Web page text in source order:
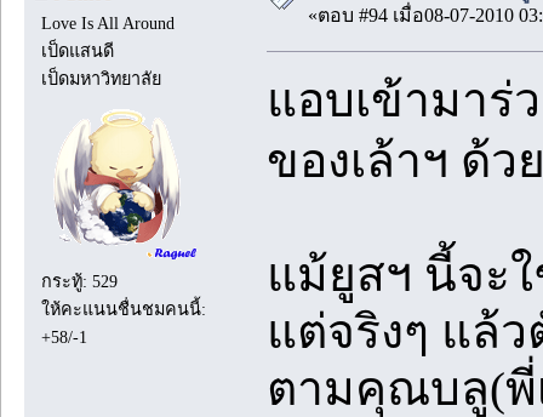
Love Is All Around
เป็ดแสนดี
เป็ดมหาวิทยาลัย
กระทู้: 529
ให้คะแนนชื่นชมคนนี้:
+58/-1
«ตอบ #94 เมื่อ08-07-2010
แอบเข้ามาร่
ของเล้าฯ ด้
แม้ยูสฯ นี้จะ
แต่จริงๆ แล้
ตามคุณบลู(พี่